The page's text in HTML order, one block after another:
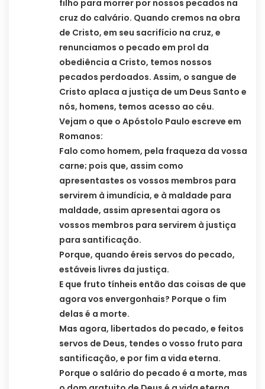
filho para morrer por nossos pecados na
cruz do calvário. Quando cremos na obra
de Cristo, em seu sacrifício na cruz, e
renunciamos o pecado em prol da
obediência a Cristo, temos nossos
pecados perdoados. Assim, o sangue de
Cristo aplaca a justiça de um Deus Santo e
nós, homens, temos acesso ao céu.
Vejam o que o Apóstolo Paulo escreve em
Romanos:
Falo como homem, pela fraqueza da vossa
carne; pois que, assim como
apresentastes os vossos membros para
servirem à imundícia, e à maldade para
maldade, assim apresentai agora os
vossos membros para servirem à justiça
para santificação.
Porque, quando éreis servos do pecado,
estáveis livres da justiça.
E que fruto tínheis então das coisas de que
agora vos envergonhais? Porque o fim
delas é a morte.
Mas agora, libertados do pecado, e feitos
servos de Deus, tendes o vosso fruto para
santificação, e por fim a vida eterna.
Porque o salário do pecado é a morte, mas